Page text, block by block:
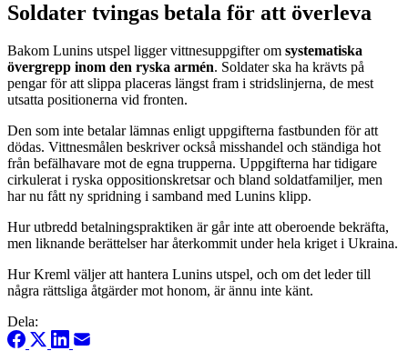
Soldater tvingas betala för att överleva
Bakom Lunins utspel ligger vittnesuppgifter om systematiska
övergrepp inom den ryska armén. Soldater ska ha krävts på
pengar för att slippa placeras längst fram i stridslinjerna, de mest
utsatta positionerna vid fronten.
Den som inte betalar lämnas enligt uppgifterna fastbunden för att
dödas. Vittnesmålen beskriver också misshandel och ständiga hot
från befälhavare mot de egna trupperna. Uppgifterna har tidigare
cirkulerat i ryska oppositionskretsar och bland soldatfamiljer, men
har nu fått ny spridning i samband med Lunins klipp.
Hur utbredd betalningspraktiken är går inte att oberoende bekräfta,
men liknande berättelser har återkommit under hela kriget i Ukraina.
Hur Kreml väljer att hantera Lunins utspel, och om det leder till
några rättsliga åtgärder mot honom, är ännu inte känt.
Dela: